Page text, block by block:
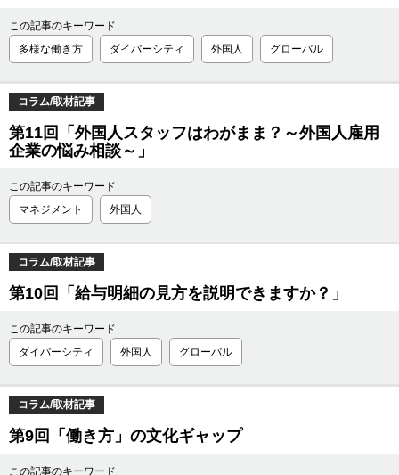
この記事のキーワード
多様な働き方
ダイバーシティ 外国人 グローバル
コラム/取材記事
第11回「外国人スタッフはわがまま？～外国人雇用
企業の悩み相談～」
この記事のキーワード
マネジメント
外国人
コラム/取材記事
第10回「給与明細の見方を説明できますか？」
この記事のキーワード
ダイバーシティ
外国人 グローバル
コラム/取材記事
第9回「働き方」の文化ギャップ
この記事のキーワード